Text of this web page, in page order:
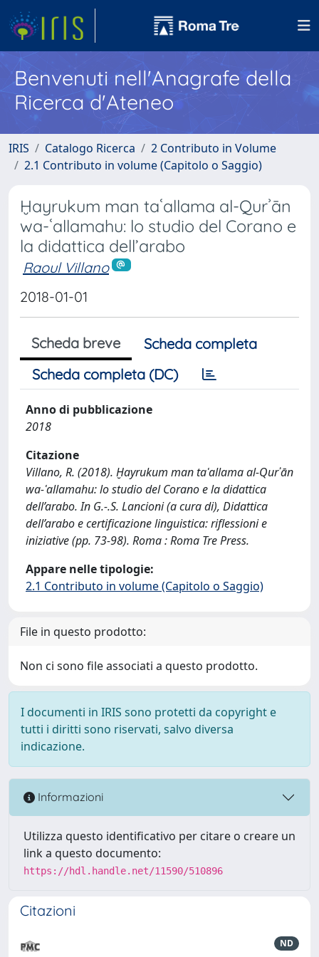
Benvenuti nell'Anagrafe della
Ricerca d'Ateneo
IRIS Catalogo Ricerca
2 Contributo in Volume
2.1 Contributo in volume (Capitolo o Saggio)
Ḫayrukum man taʿallama al-Qurʾān
wa-ʿallamahu: lo studio del Corano e
la didattica dell’arabo
Raoul Villano
2018-01-01
Scheda breve
Scheda completa
Scheda completa (DC)
Anno di pubblicazione
2018
Citazione
Villano, R. (2018). Ḫayrukum man taʿallama al-Qurʾān
wa-ʿallamahu: lo studio del Corano e la didattica
dell’arabo. In G.-.S. Lancioni (a cura di), Didattica
dell’arabo e certificazione linguistica: riflessioni e
iniziative (pp. 73-98). Roma : Roma Tre Press.
Appare nelle tipologie:
2.1 Contributo in volume (Capitolo o Saggio)
File in questo prodotto:
Non ci sono file associati a questo prodotto.
I documenti in IRIS sono protetti da copyright e
tutti i diritti sono riservati, salvo diversa
indicazione.
Informazioni
Utilizza questo identificativo per citare o creare un
link a questo documento:
https://hdl.handle.net/11590/510896
Citazioni
ND